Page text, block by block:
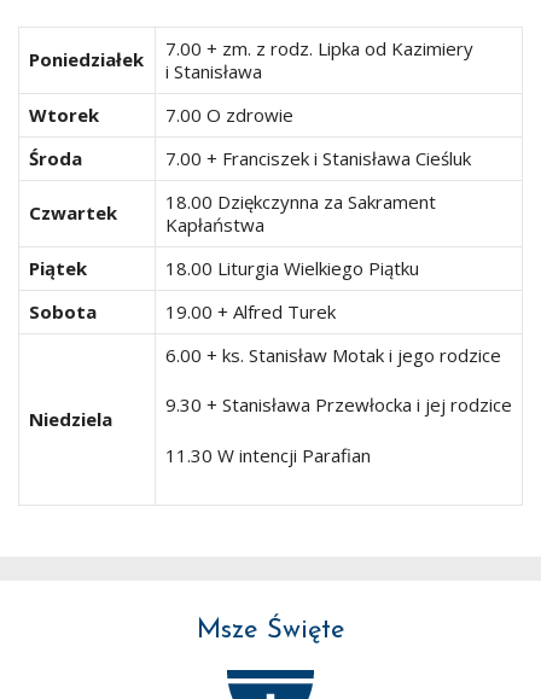
Poniedziałek
7.00 + zm. z rodz. Lipka od Kazimiery
i Stanisława
Wtorek
7.00 O zdrowie
Środa
7.00 + Franciszek i Stanisława Cieśluk
Czwartek
18.00 Dziękczynna za Sakrament
Kapłaństwa
Piątek
18.00 Liturgia Wielkiego Piątku
Sobota
19.00 + Alfred Turek
Niedziela
6.00 + ks. Stanisław Motak i jego rodzice
9.30 + Stanisława Przewłocka i jej rodzice
11.30 W intencji Parafian
Msze Święte